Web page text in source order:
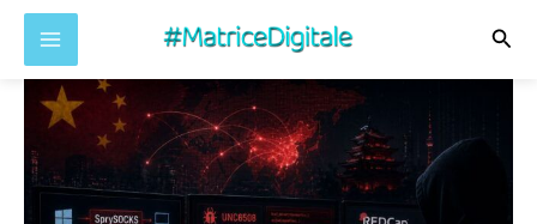
contenuto